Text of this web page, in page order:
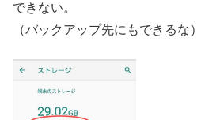
できない。
（バックアップ先にもできるな）